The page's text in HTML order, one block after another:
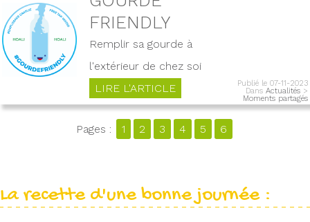
FRIENDLY
Remplir sa gourde à
l'extérieur de chez soi
LIRE L'ARTICLE
Publié le 07-11-2023
Dans Actualités >
Moments partagés
Pages : 1 2 3 4 5 6
La recette d'une bonne journée :